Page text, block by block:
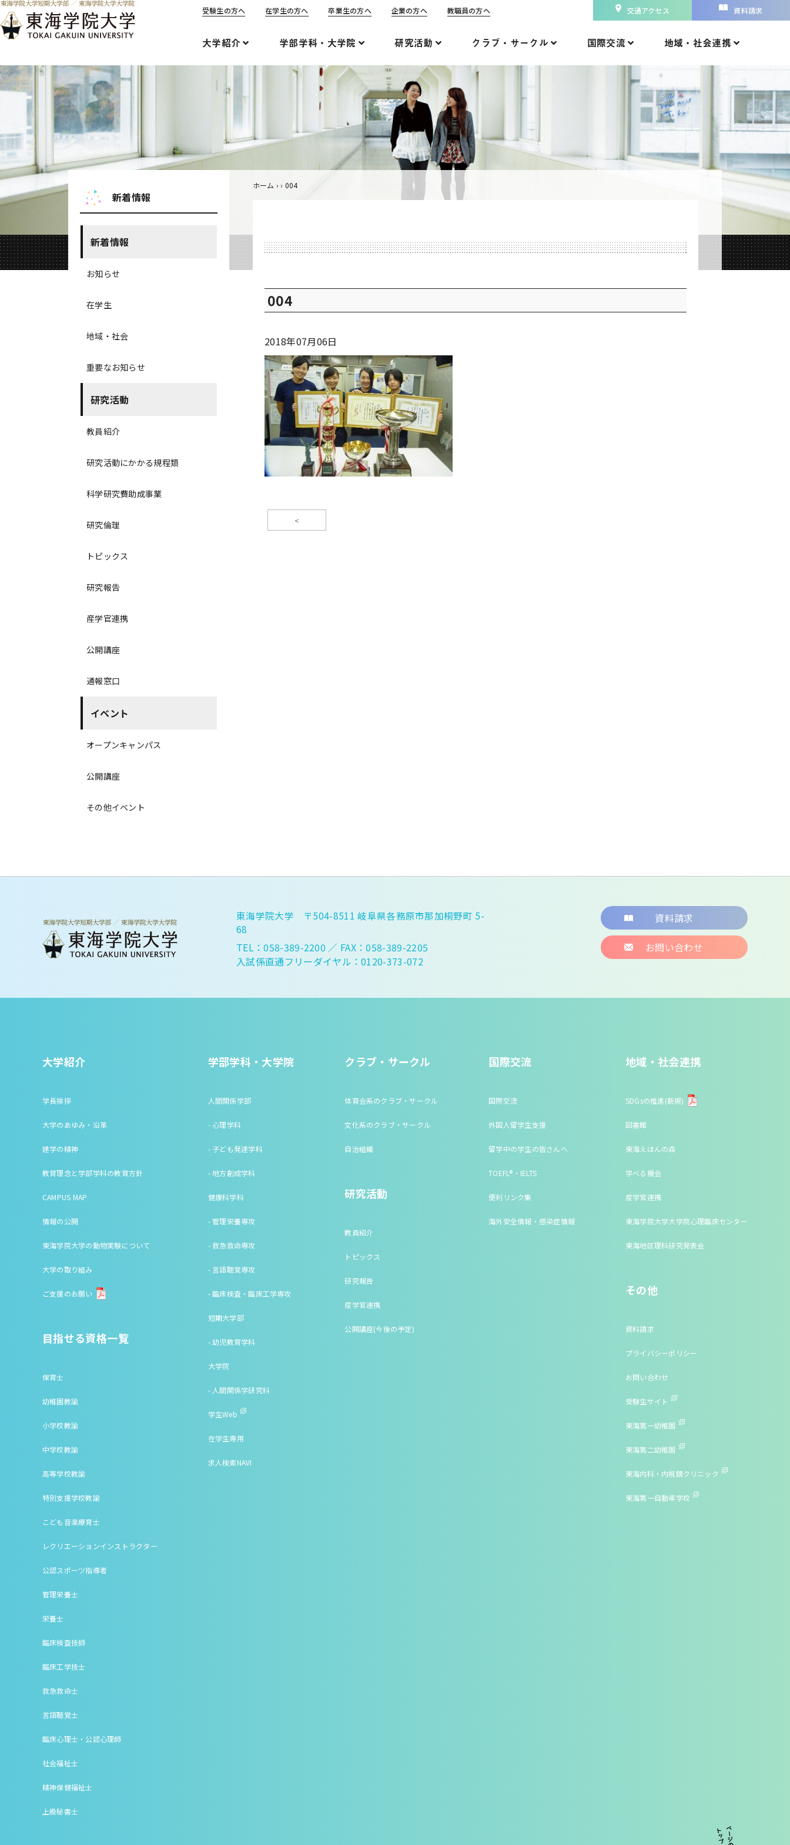
受験生の方へ 在学生の方へ 卒業生の方へ 企業の方へ 教職員の方へ 交通アクセス 資料請求
大学紹介 学部学科・大学院 研究活動 クラブ・サークル 国際交流 地域・社会連携
ホーム ›› 004
004
2018年07月06日
<
新着情報
新着情報
お知らせ
在学生
地域・社会
重要なお知らせ
研究活動
教員紹介
研究活動にかかる規程類
科学研究費助成事業
研究倫理
トピックス
研究報告
産学官連携
公開講座
通報窓口
イベント
オープンキャンパス
公開講座
その他イベント
東海学院大学 〒504-8511 岐阜県各務原市那加桐野町 5-
68
TEL：058-389-2200 ／ FAX：058-389-2205
入試係直通フリーダイヤル：0120-373-072
資料請求
お問い合わせ
大学紹介
学長挨拶
大学のあゆみ・沿革
建学の精神
教育理念と学部学科の教育方針
CAMPUS MAP
情報の公開
東海学院大学の動物実験について
大学の取り組み
ご支援のお願い
目指せる資格一覧
保育士
幼稚園教諭
小学校教諭
中学校教諭
高等学校教諭
特別支援学校教諭
こども音楽療育士
レクリエーションインストラクター
公認スポーツ指導者
管理栄養士
栄養士
臨床検査技師
臨床工学技士
救急救命士
言語聴覚士
臨床心理士・公認心理師
社会福祉士
精神保健福祉士
上級秘書士
学部学科・大学院
人間関係学部
- 心理学科
- 子ども発達学科
- 地方創成学科
健康科学科
- 管理栄養専攻
- 救急救命専攻
- 言語聴覚専攻
- 臨床検査・臨床工学専攻
短期大学部
- 幼児教育学科
大学院
- 人間関係学研究科
学生Web
在学生専用
求人検索NAVI
クラブ・サークル
体育会系のクラブ・サークル
文化系のクラブ・サークル
自治組織
研究活動
教員紹介
トピックス
研究報告
産学官連携
公開講座(今後の予定)
国際交流
国際交流
外国人留学生支援
留学中の学生の皆さんへ
TOEFL®・IELTS
便利リンク集
海外安全情報・感染症情報
地域・社会連携
SDGsの推進(新規)
図書館
東海えほんの森
学べる機会
産学官連携
東海学院大学大学院心理臨床センター
東海地区理科研究発表会
その他
資料請求
プライバシーポリシー
お問い合わせ
受験生サイト
東海第一幼稚園
東海第二幼稚園
東海内科・内視鏡クリニック
東海第一自動車学校